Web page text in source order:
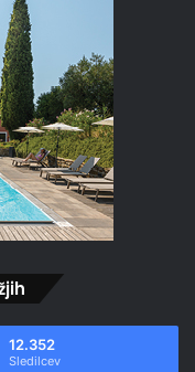
12.352
Sledilcev